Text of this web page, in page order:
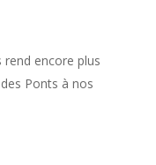
encore plus
Ponts à nos